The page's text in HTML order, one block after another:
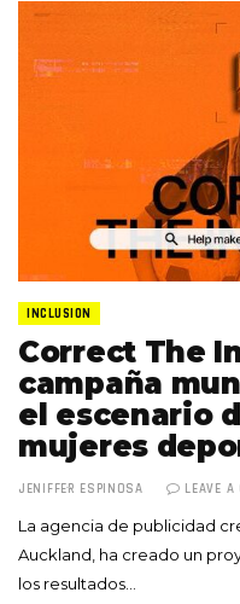
INCLUSION
Correct The
campaña
el escenario
mujeres
JENIFFER ESPINOSA LEAVE A
La agencia de publicidad
Auckland, ha creado un
los resultados…